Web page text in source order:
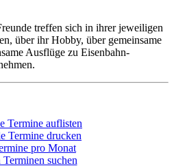
treffen sich in ihrer jeweiligen
über ihr Hobby, über gemeinsame
Ausflüge zu Eisenbahn-
Termine auflisten
Termine drucken
pro Monat
Terminen suchen